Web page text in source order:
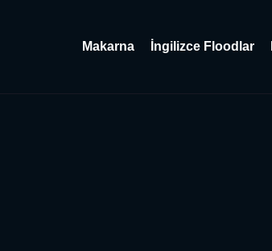
Makarna İngilizce Floodlar